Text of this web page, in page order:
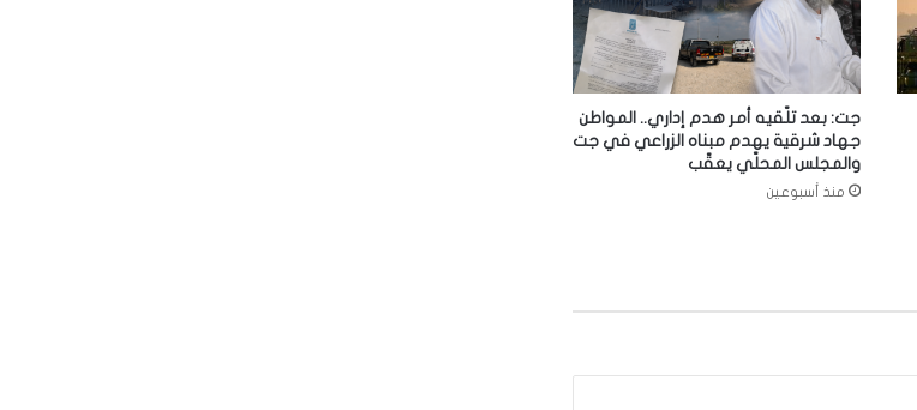
جت: بعد تلّقيه أمر هدم إداري.. المواطن
جهاد شرقية يهدم مبناه الزراعي في جت
والمجلس المحلّي يعقّب
منذ أسبوعين